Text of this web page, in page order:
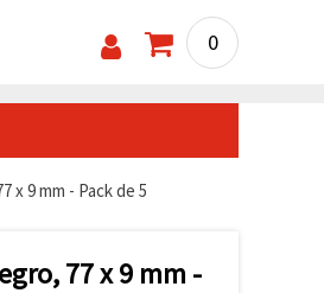
0
x 9 mm - Pack de 5
77 x 9 mm -